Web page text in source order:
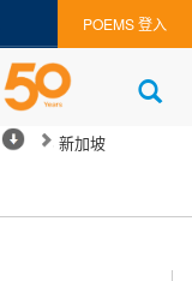
POEMS 登入
新加坡